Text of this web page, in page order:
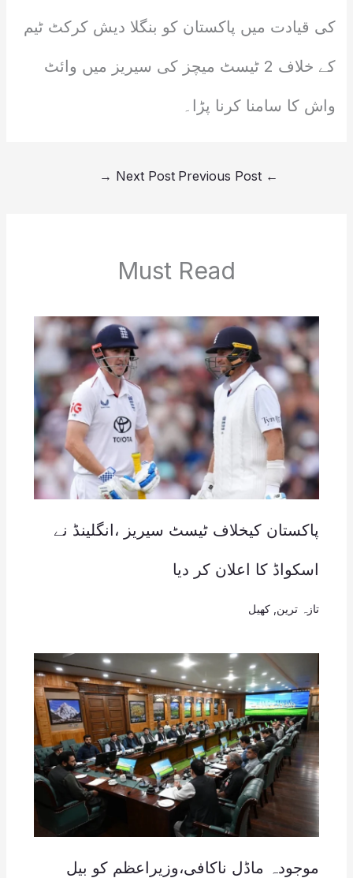
کی قیادت میں پاکستان کو بنگلا دیش کرکٹ ٹیم
کے خلاف 2 ٹیسٹ میچز کی سیریز میں وائٹ
واش کا سامنا کرنا پڑا۔
←
Next Post
→
Must Read
پاکستان کیخلاف ٹیسٹ سیریز ،انگلینڈ نے
اسکواڈ کا اعلان کر دیا
تازہ ترین کھیل
موجودہ ماڈل ناکافی،وزیراعظم کو بیل